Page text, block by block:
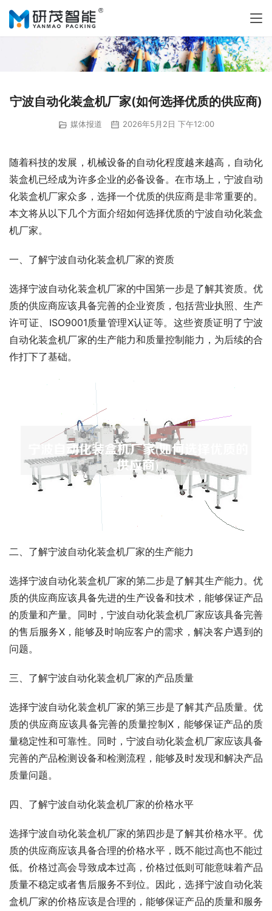
宁波自动化装盒机厂家(如何选择优质的供应商)
媒体报道 2026年5月2日 下午12:00
随着科技的发展，机械设备的自动化程度越来越高，自动化
装盒机已经成为许多企业的必备设备。在市场上，宁波自动
化装盒机厂家众多，选择一个优质的供应商是非常重要的。
本文将从以下几个方面介绍如何选择优质的宁波自动化装盒
机厂家。
一、了解宁波自动化装盒机厂家的资质
选择宁波自动化装盒机厂家的中国第一步是了解其资质。优
质的供应商应该具备完善的企业资质，包括营业执照、生产
许可证、ISO9001质量管理X认证等。这些资质证明了宁波
自动化装盒机厂家的生产能力和质量控制能力，为后续的合
作打下了基础。
二、了解宁波自动化装盒机厂家的生产能力
选择宁波自动化装盒机厂家的第二步是了解其生产能力。优
质的供应商应该具备先进的生产设备和技术，能够保证产品
的质量和产量。同时，宁波自动化装盒机厂家应该具备完善
的售后服务X，能够及时响应客户的需求，解决客户遇到的
问题。
三、了解宁波自动化装盒机厂家的产品质量
选择宁波自动化装盒机厂家的第三步是了解其产品质量。优
质的供应商应该具备完善的质量控制X，能够保证产品的质
量稳定性和可靠性。同时，宁波自动化装盒机厂家应该具备
完善的产品检测设备和检测流程，能够及时发现和解决产品
质量问题。
四、了解宁波自动化装盒机厂家的价格水平
选择宁波自动化装盒机厂家的第四步是了解其价格水平。优
质的供应商应该具备合理的价格水平，既不能过高也不能过
低。价格过高会导致成本过高，价格过低则可能意味着产品
质量不稳定或者售后服务不到位。因此，选择宁波自动化装
盒机厂家的价格应该是合理的，能够保证产品的质量和服务